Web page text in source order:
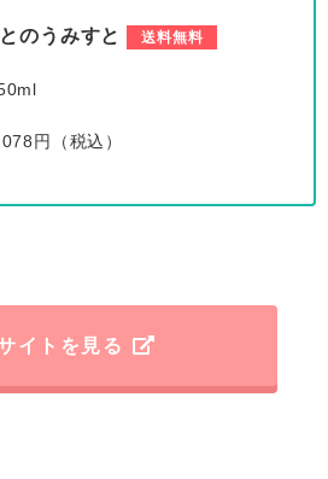
のうみすと 送料無料
円（税込）
イトを見る